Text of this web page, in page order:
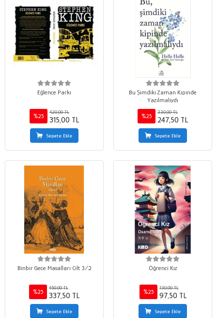
Eğlence Parkı
%25
420,00 TL
315,00 TL
Sepete Ekle
Bu Şimdiki Zaman Kipinde
Yazılmalıydı
%25
330,00 TL
247,50 TL
Sepete Ekle
Binbir Gece Masalları Cilt 3/2
%25
450,00 TL
337,50 TL
Sepete Ekle
Öğrenci Kız
%25
130,00 TL
97,50 TL
Sepete Ekle